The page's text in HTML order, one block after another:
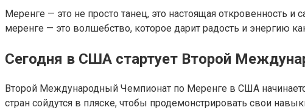
Меренге — это не просто танец, это настоящая откровенность
меренге — это волшебство, которое дарит радость и энергию
Сегодня в США стартует Второй
Второй Международный Чемпионат по Меренге в США
стран сойдутся в пляске, чтобы продемонстрировать свои